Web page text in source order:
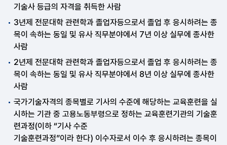
기술사 등급의 자격을 취득한 사람
3년제 전문대학 관련학과 졸업자등으로서 졸업 후 응시하려는 종
목이 속하는 동일 및 유사 직무분야에서 7년 이상 실무에 종사한
사람
2년제 전문대학 관련학과 졸업자등으로서 졸업 후 응시하려는 종
목이 속하는 동일 및 유사 직무분야에서 8년 이상 실무에 종사한
사람
국가기술자격의 종목별로 기사의 수준에 해당하는 교육훈련을 실
시하는 기관 중 고용노동부령으로 정하는 교육훈련기관의 기술훈
련과정(이하 “기사 수준
기술훈련과정”이라 한다) 이수자로서 이수 후 응시하려는 종목이